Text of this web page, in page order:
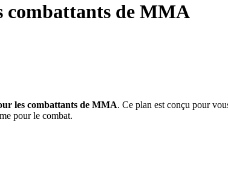
combattants de MMA
les combattants de MMA. Ce plan est conçu pour
pour le combat.